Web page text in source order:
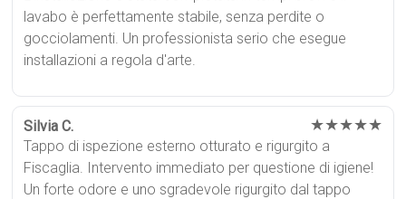
lavabo è perfettamente stabile, senza perdite o
gocciolamenti. Un professionista serio che esegue
installazioni a regola d'arte.
Silvia C. ★★★★★
Tappo di ispezione esterno otturato e rigurgito a
Fiscaglia. Intervento immediato per questione di igiene!
Un forte odore e uno sgradevole rigurgito dal tappo